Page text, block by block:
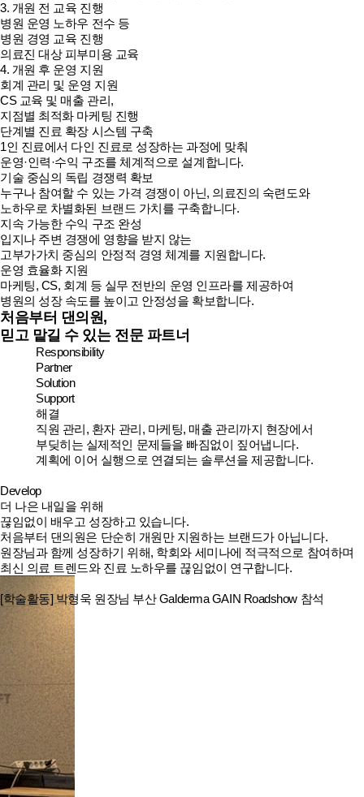
3. 개원 전 교육 진행
병원 운영 노하우 전수 등
병원 경영 교육 진행
의료진 대상 피부미용 교육
4. 개원 후 운영 지원
회계 관리 및 운영 지원
CS 교육 및 매출 관리,
지점별 최적화 마케팅 진행
단계별 진료 확장 시스템 구축
1인 진료에서 다인 진료로 성장하는 과정에 맞춰
운영·인력·수익 구조를 체계적으로 설계합니다.
기술 중심의 독립 경쟁력 확보
누구나 참여할 수 있는 가격 경쟁이 아닌, 의료진의 숙련도와
노하우로 차별화된 브랜드 가치를 구축합니다.
지속 가능한 수익 구조 완성
입지나 주변 경쟁에 영향을 받지 않는
고부가가치 중심의 안정적 경영 체계를 지원합니다.
운영 효율화 지원
마케팅, CS, 회계 등 실무 전반의 운영 인프라를 제공하여
병원의 성장 속도를 높이고 안정성을 확보합니다.
처음부터 댄의원,
믿고 맡길 수 있는 전문 파트너
Responsibility
Partner
Solution
Support
해결
직원 관리, 환자 관리, 마케팅, 매출 관리까지 현장에서
부딪히는 실제적인 문제들을 빠짐없이 짚어냅니다.
계획에 이어 실행으로 연결되는 솔루션을 제공합니다.
Develop
더 나은 내일을 위해
끊임없이 배우고 성장하고 있습니다.
처음부터 댄의원은 단순히 개원만 지원하는 브랜드가 아닙니다.
원장님과 함께 성장하기 위해, 학회와 세미나에 적극적으로 참여하며
최신 의료 트렌드와 진료 노하우를 끊임없이 연구합니다.
[학술활동] 박형욱 원장님 부산 Galderma GAIN Roadshow 참석